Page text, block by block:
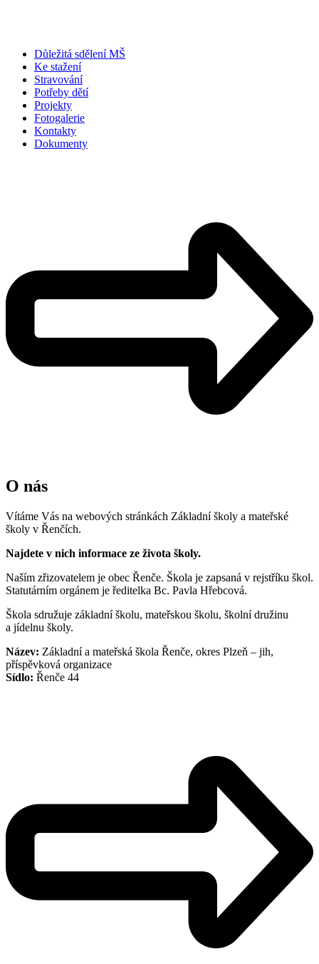
Důležitá sdělení MŠ
Ke stažení
Stravování
Potřeby dětí
Projekty
Fotogalerie
Kontakty
Dokumenty
O nás
Vítáme Vás na webových stránkách Základní školy a mateřské
školy v Řenčích.
Najdete v nich informace ze života školy.
Naším zřizovatelem je obec Řenče. Škola je zapsaná v rejstříku škol.
Statutárním orgánem je ředitelka Bc. Pavla Hřebcová.
Škola sdružuje základní školu, mateřskou školu, školní družinu
a jídelnu školy.
Název: Základní a mateřská škola Řenče, okres Plzeň – jih,
příspěvková organizace
Sídlo: Řenče 44